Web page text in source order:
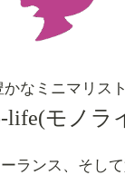
かなミニマリスト
life(モノラ
ランス、そし